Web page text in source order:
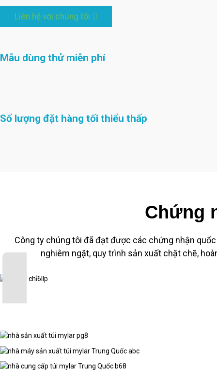
Liên hệ với chúng tôi
Mẫu dùng thử miễn phí
Số lượng đặt hàng tối thiểu thấp
Chứng
Công ty chúng tôi đã đạt được các chứng nhận
nghiêm ngặt, quy trình sản xuất chặt chẽ,